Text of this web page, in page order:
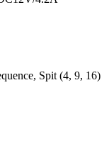
Spit (4, 9, 16)